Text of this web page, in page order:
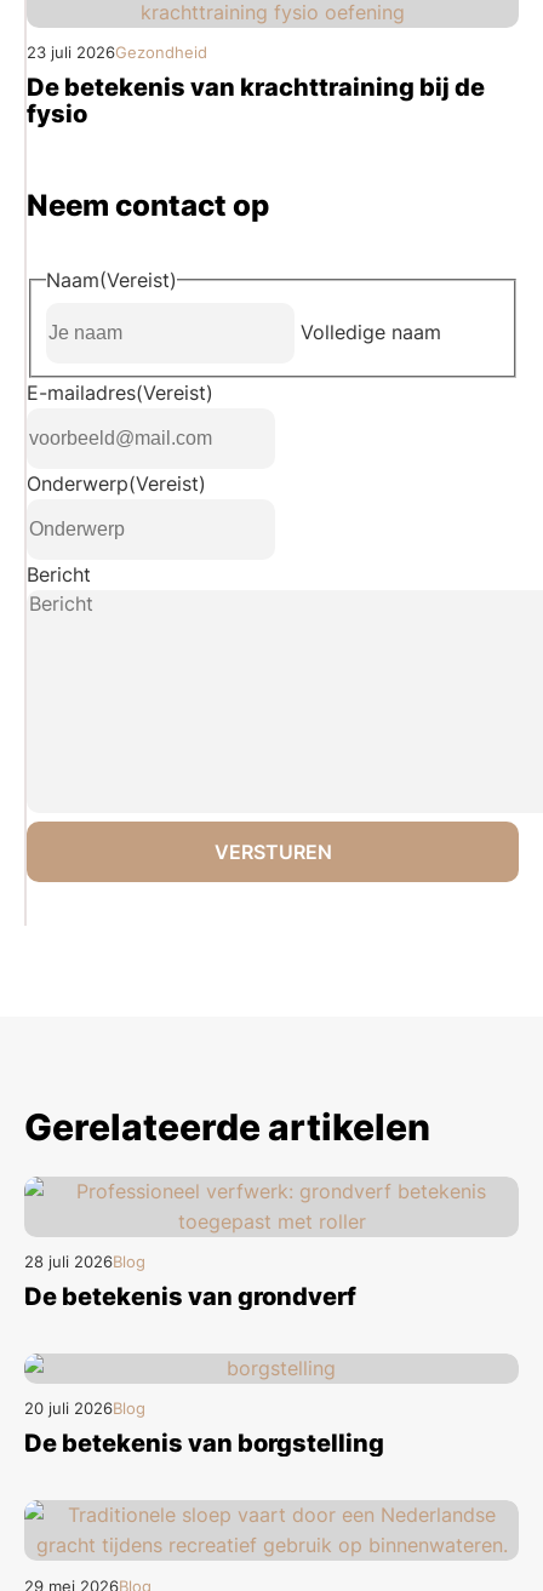
23 juli 2026Gezondheid
De betekenis van krachttraining bij de
fysio
Neem contact op
Naam(Vereist)
Volledige naam
E-mailadres(Vereist)
Onderwerp(Vereist)
Bericht
Gerelateerde artikelen
28 juli 2026Blog
De betekenis van grondverf
20 juli 2026Blog
De betekenis van borgstelling
29 mei 2026Blog